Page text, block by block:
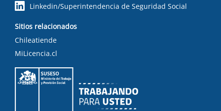
Linkedin/Superintendencia de Seguridad Social
Sitios relacionados
Chileatiende
MiLicencia.cl